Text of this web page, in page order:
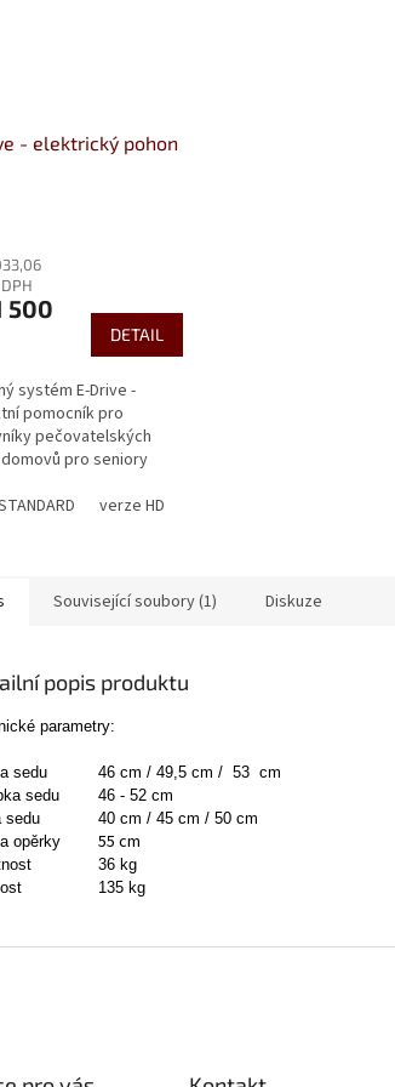
- elektrický pohon
500
DETAIL
systém E-Drive -
pomocník pro
pečovatelských
pro seniory
usnadňuje Váš pohyb s
verze HD
Související soubory (1) Diskuze
popis produktu
parametry:
sedu
46 cm / 49,5 cm / 53 cm
sedu
46 - 52 cm
sedu
40 cm / 45 cm / 50 cm
opěrky
55 cm
36 kg
135 kg